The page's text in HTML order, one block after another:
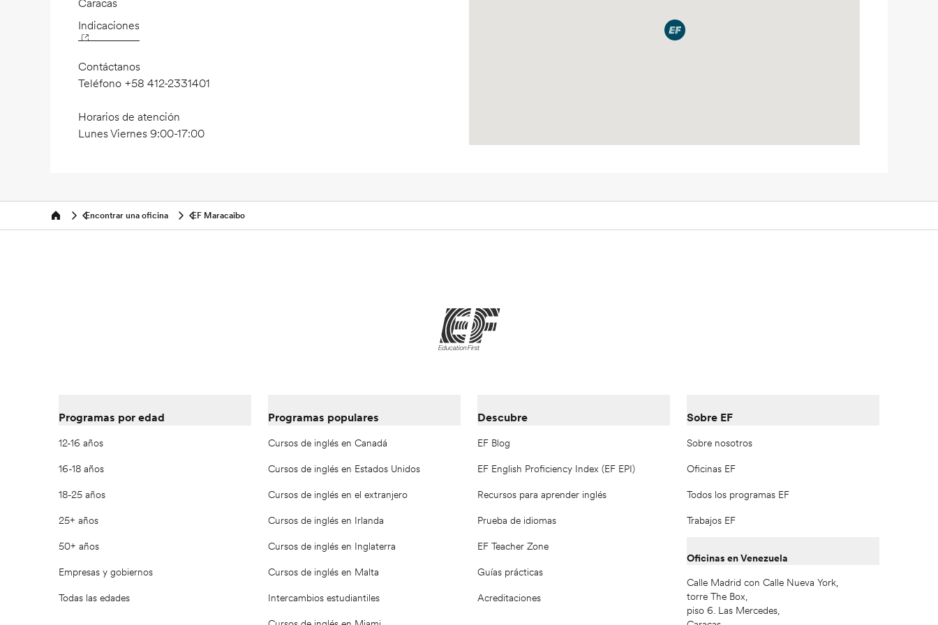
Indicaciones
Contáctanos
Teléfono +58 412-2331401
Horarios de atención
Lunes Viernes 9:00-17:00
Home Encontrar una oficina EF Maracaibo
Programas por edad
12-16 años
16-18 años
18-25 años
25+ años
50+ años
Empresas y gobiernos
Todas las edades
Programas populares
Cursos de inglés en Canadá
Cursos de inglés en Estados Unidos
Cursos de inglés en el extranjero
Cursos de inglés en Irlanda
Cursos de inglés en Inglaterra
Cursos de inglés en Malta
Intercambios estudiantiles
Descubre
EF Blog
EF English Proficiency Index (EF EPI)
Recursos para aprender inglés
Prueba de idiomas
EF Teacher Zone
Guías prácticas
Acreditaciones
Sobre EF
Sobre nosotros
Oficinas EF
Todos los programas EF
Trabajos EF
Oficinas en Venezuela
Calle Madrid con Calle Nueva York,
torre The Box,
piso 6. Las Mercedes,